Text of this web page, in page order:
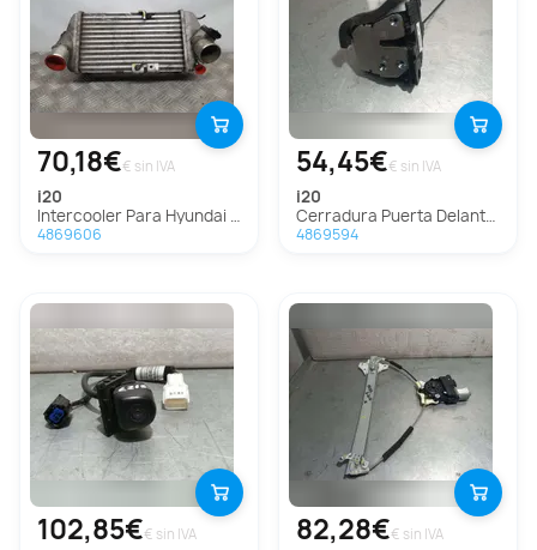
70,18€€ sin IVA
i20
Intercooler Para Hyundai I20
4869606
54,45€€ sin IVA
i20
Cerradura Puerta Delantera Izquierda Para Hyundai I20
4869594
102,85€€ sin IVA 82,28€€ sin IVA